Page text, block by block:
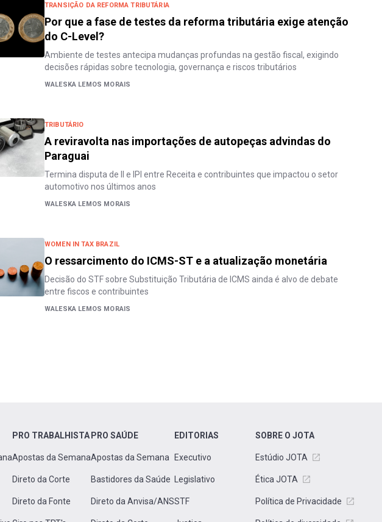
TRANSIÇÃO DA REFORMA TRIBUTÁRIA
Por que a fase de testes da reforma tributária exige atenção
do C-Level?
Ambiente de testes antecipa mudanças profundas na gestão fiscal, exigindo
decisões rápidas sobre tecnologia, governança e riscos tributários
WALESKA LEMOS MORAIS
TRIBUTÁRIO
A reviravolta nas importações de autopeças advindas do
Paraguai
Termina disputa de II e IPI entre Receita e contribuintes que impactou o setor
automotivo nos últimos anos
WALESKA LEMOS MORAIS
WOMEN IN TAX BRAZIL
O ressarcimento do ICMS-ST e a atualização monetária
Decisão do STF sobre Substituição Tributária de ICMS ainda é alvo de debate
entre fiscos e contribuintes
WALESKA LEMOS MORAIS
PRO TRABALHISTA
Apostas da Semana
Direto da Corte
Direto da Fonte
PRO SAÚDE
Apostas da Semana
Bastidores da Saúde
Direto da Anvisa/ANS
EDITORIAS
Executivo
Legislativo
STF
SOBRE O JOTA
Estúdio JOTA
Ética JOTA
Política de Privacidade